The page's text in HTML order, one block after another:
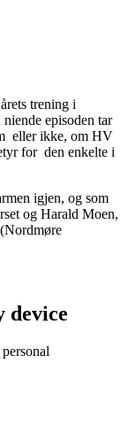
trening i
episoden tar
eller ikke, om HV
for den enkelte i
igjen, og som
og Harald Moen,
device